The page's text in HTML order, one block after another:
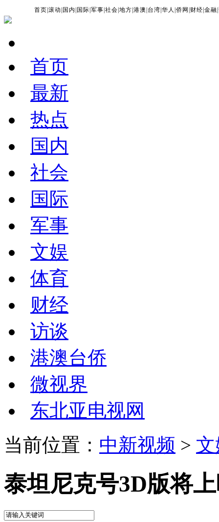
首页 |滚动 国内 国际 |军事 |社会 |地方 |港澳 台湾 |华人 |侨网 财经 |金融 |
首页
最新
热点
国内
社会
国际
军事
文娱
体育
财经
访谈
港澳台侨
微视界
东北亚电视网
当前位置： 中新视频 >
泰坦尼克号3D版将